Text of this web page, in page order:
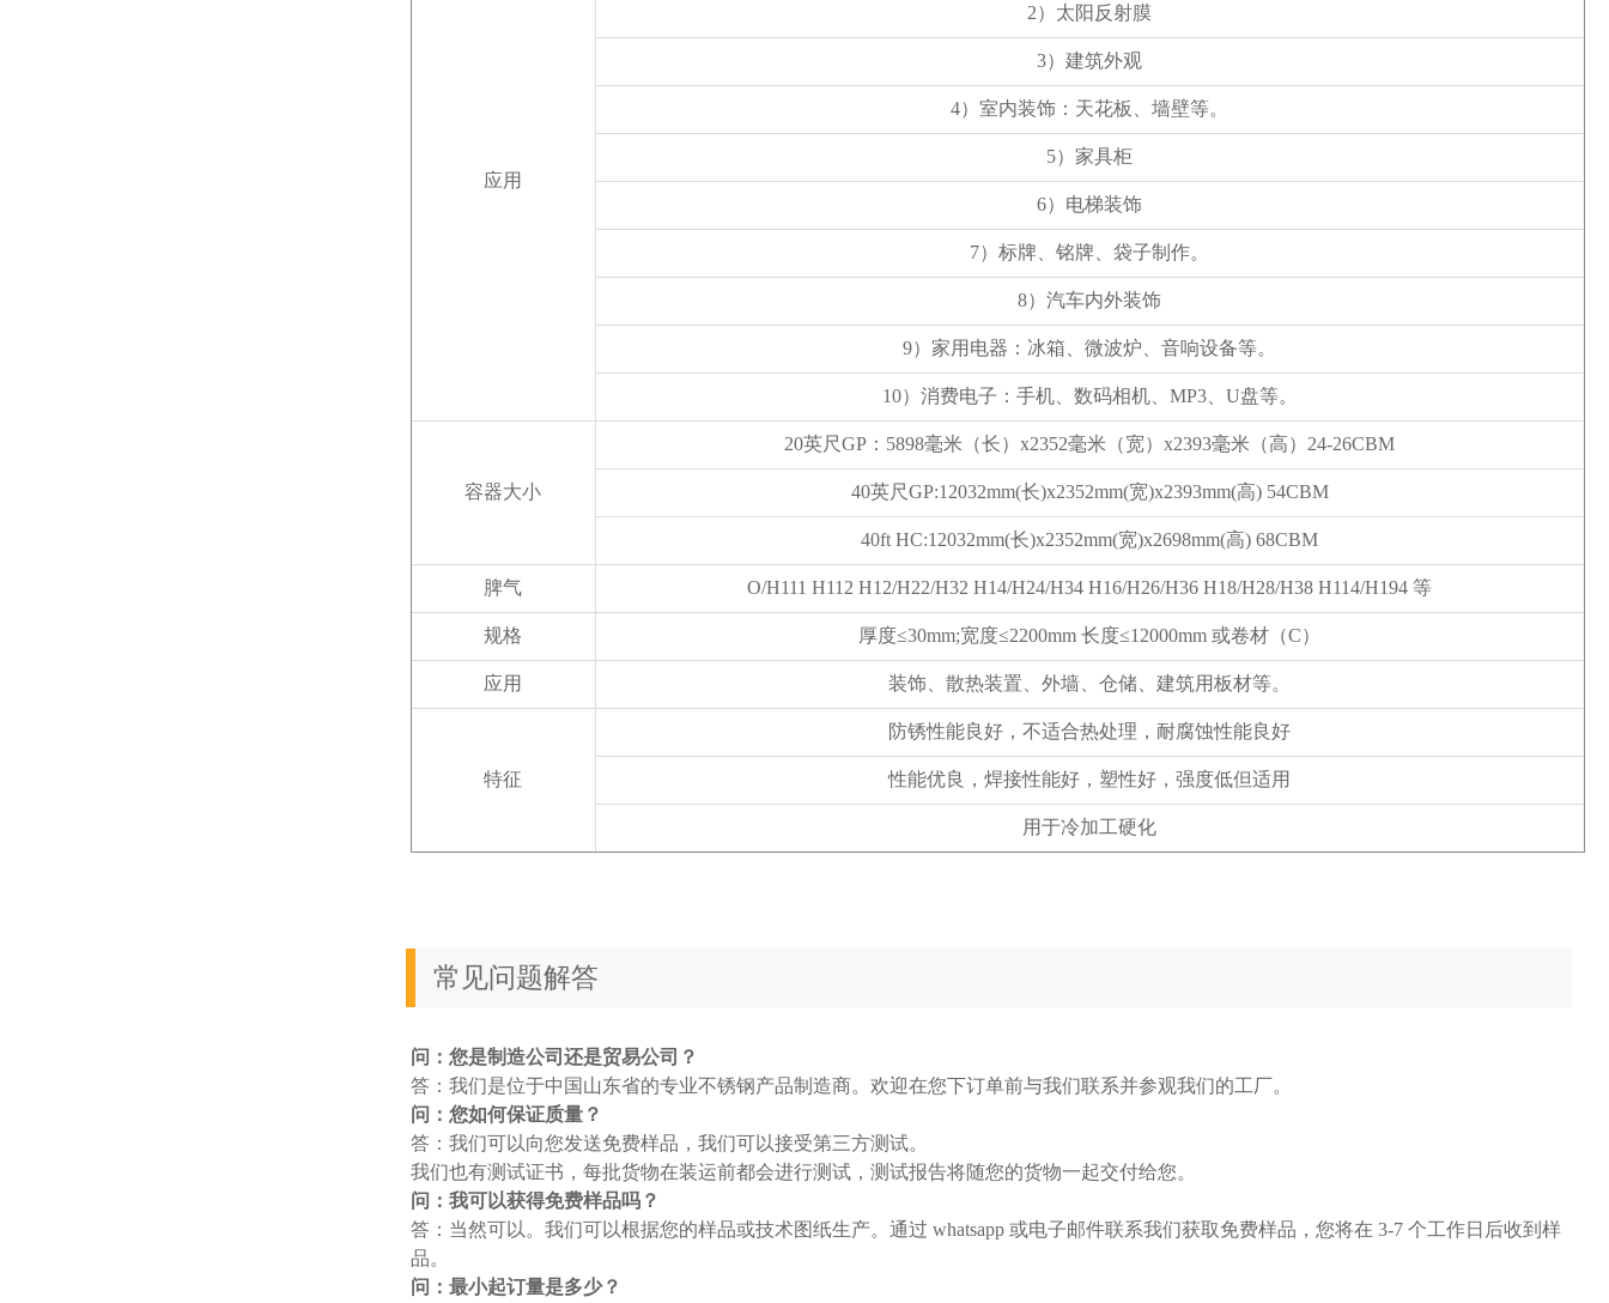
应用
2）太阳反射膜
3）建筑外观
4）室内装饰：天花板、墙壁等。
5）家具柜
6）电梯装饰
7）标牌、铭牌、袋子制作。
8）汽车内外装饰
9）家用电器：冰箱、微波炉、音响设备等。
10）消费电子：手机、数码相机、MP3、U盘等。
容器大小
20英尺GP：5898毫米（长）x2352毫米（宽）x2393毫米（高）24-26CBM
40英尺GP:12032mm(长)x2352mm(宽)x2393mm(高) 54CBM
40ft HC:12032mm(长)x2352mm(宽)x2698mm(高) 68CBM
脾气 O/H111 H112 H12/H22/H32 H14/H24/H34 H16/H26/H36 H18/H28/H38 H114/H194 等
规格 厚度≤30mm;宽度≤2200mm 长度≤12000mm 或卷材（C）
应用 装饰、散热装置、外墙、仓储、建筑用板材等。
特征
防锈性能良好，不适合热处理，耐腐蚀性能良好
性能优良，焊接性能好，塑性好，强度低但适用
用于冷加工硬化
常见问题解答
问：您是制造公司还是贸易公司？
答：我们是位于中国山东省的专业不锈钢产品制造商。欢迎在您下订单前与我们联系并参观我们的工厂。
问：您如何保证质量？
答：我们可以向您发送免费样品，我们可以接受第三方测试。
我们也有测试证书，每批货物在装运前都会进行测试，测试报告将随您的货物一起交付给您。
问：我可以获得免费样品吗？
答：当然可以。我们可以根据您的样品或技术图纸生产。通过 whatsapp 或电子邮件联系我们获取免费样品，您将在 3-7 个工作日后收到样
品。
问：最小起订量是多少？